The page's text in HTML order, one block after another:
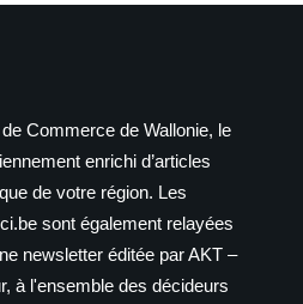
Commerce de Wallonie, le
enrichi d’articles
de votre région. Les
sont également relayées
newsletter éditée par AKT –
à l'ensemble des décideurs